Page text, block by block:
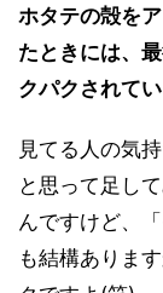
ホタテの殻を
たときには、
クパクされて
見てる人の気
と思って足し
んですけど、
も結構ありま